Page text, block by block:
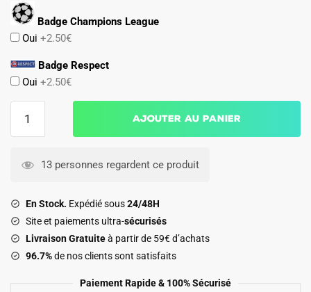
Badge Champions League
Oui +2.50€
Badge Respect
Oui +2.50€
Barca
2011
Villa
Ajouter au panier
13 personnes regardent ce produit
En Stock. Expédié sous24/48H
Site et paiements ultra-sécurisés
Livraison Gratuiteà partir de 59€ d’achats
96.7%de nos clients sont satisfaits
Paiement Rapide & 100% Sécurisé